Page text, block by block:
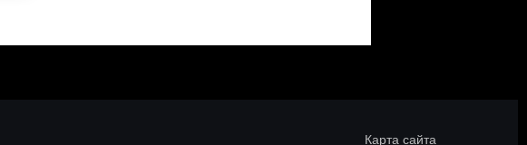
Карта сайта